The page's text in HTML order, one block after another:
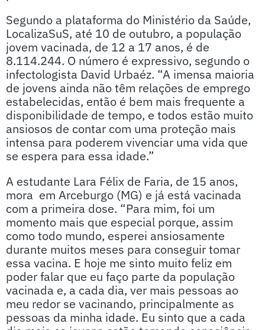
Segundo a plataforma do Ministério da Saúde,
LocalizaSuS, até 10 de outubro, a população
jovem vacinada, de 12 a 17 anos, é de
8.114.244. O número é expressivo, segundo o
infectologista David Urbaéz. “A imensa maioria
de jovens ainda não têm relações de emprego
estabelecidas, então é bem mais frequente a
disponibilidade de tempo, e todos estão muito
ansiosos de contar com uma proteção mais
intensa para poderem vivenciar uma vida que
se espera para essa idade.”
A estudante Lara Félix de Faria, de 15 anos,
mora em Arceburgo (MG) e já está vacinada
com a primeira dose. “Para mim, foi um
momento mais que especial porque, assim
como todo mundo, esperei ansiosamente
durante muitos meses para conseguir tomar
essa vacina. E hoje me sinto muito feliz em
poder falar que eu faço parte da população
vacinada e, a cada dia, ver mais pessoas ao
meu redor se vacinando, principalmente as
pessoas da minha idade. Eu sinto que a cada